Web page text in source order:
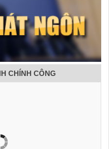
CHÍNH CÔNG